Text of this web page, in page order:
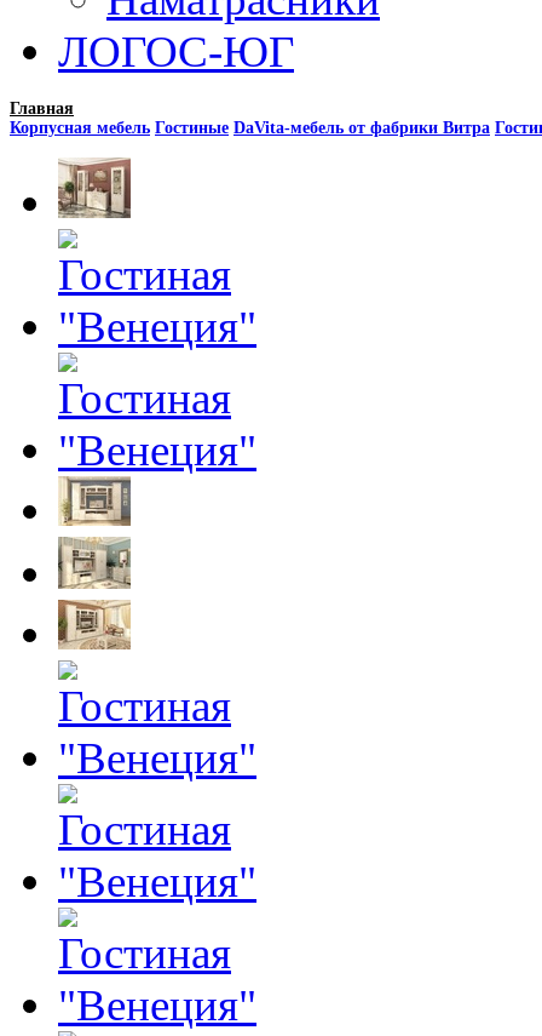
ЛОГОС-ЮГ
Главная
Корпусная мебель Гостиные DaVita-мебель от фабрики Витра